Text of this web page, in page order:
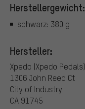
Herstellergewicht:
schwarz: 380 g
Hersteller:
Xpedo (Xpedo Pedals)
1306 John Reed Ct
City of Industry
CA 91745